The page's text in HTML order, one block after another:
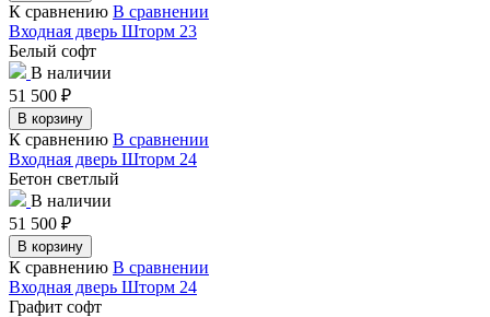
К сравнению В сравнении
Входная дверь Шторм 23
Белый софт
В наличии
51 500 ₽
В корзину
К сравнению В сравнении
Входная дверь Шторм 24
Бетон светлый
В наличии
51 500 ₽
В корзину
К сравнению В сравнении
Входная дверь Шторм 24
Графит софт